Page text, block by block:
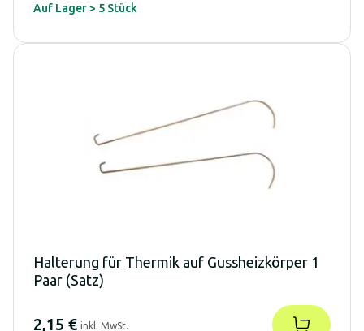
Auf Lager > 5 Stück
Halterung für Thermik auf Gussheizkörper 1
Paar (Satz)
2,15 € inkl. MwSt.